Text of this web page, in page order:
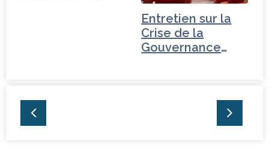
Entretien sur la
Crise de la
Gouvernance